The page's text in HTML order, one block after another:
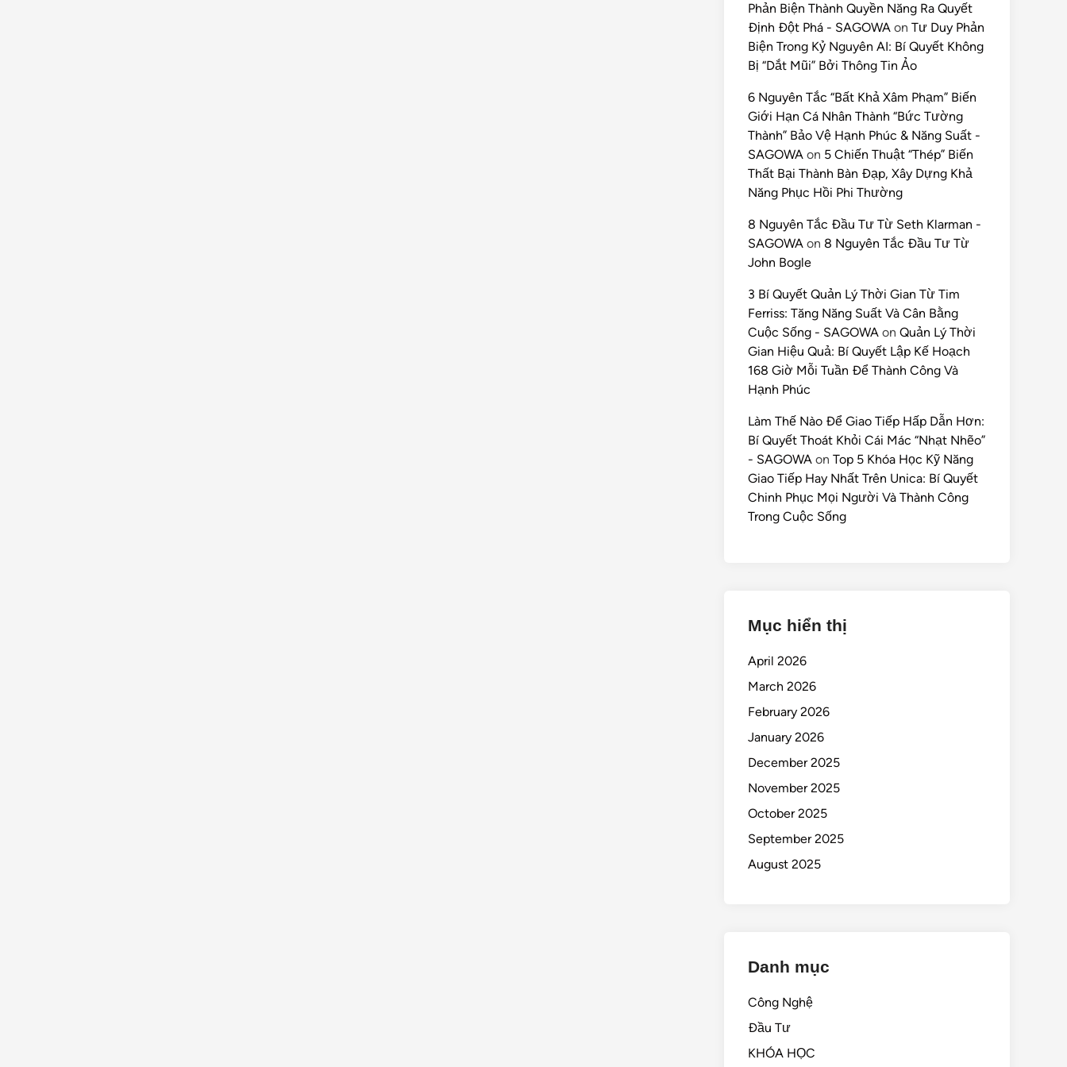
Phản Biện Thành Quyền Năng Ra Quyết
Định Đột Phá - SAGOWA on Tư Duy Phản
Biện Trong Kỷ Nguyên AI: Bí Quyết Không
Bị “Dắt Mũi” Bởi Thông Tin Ảo
6 Nguyên Tắc “Bất Khả Xâm Phạm” Biến
Giới Hạn Cá Nhân Thành “Bức Tường
Thành” Bảo Vệ Hạnh Phúc & Năng Suất -
SAGOWA on 5 Chiến Thuật “Thép” Biến
Thất Bại Thành Bàn Đạp, Xây Dựng Khả
Năng Phục Hồi Phi Thường
8 Nguyên Tắc Đầu Tư Từ Seth Klarman -
SAGOWA on 8 Nguyên Tắc Đầu Tư Từ
John Bogle
3 Bí Quyết Quản Lý Thời Gian Từ Tim
Ferriss: Tăng Năng Suất Và Cân Bằng
Cuộc Sống - SAGOWA on Quản Lý Thời
Gian Hiệu Quả: Bí Quyết Lập Kế Hoạch
168 Giờ Mỗi Tuần Để Thành Công Và
Hạnh Phúc
Làm Thế Nào Để Giao Tiếp Hấp Dẫn Hơn:
Bí Quyết Thoát Khỏi Cái Mác “Nhạt Nhẽo”
- SAGOWA on Top 5 Khóa Học Kỹ Năng
Giao Tiếp Hay Nhất Trên Unica: Bí Quyết
Chinh Phục Mọi Người Và Thành Công
Trong Cuộc Sống
Mục hiển thị
April 2026
March 2026
February 2026
January 2026
December 2025
November 2025
October 2025
September 2025
August 2025
Danh mục
Công Nghệ
Đầu Tư
KHÓA HỌC